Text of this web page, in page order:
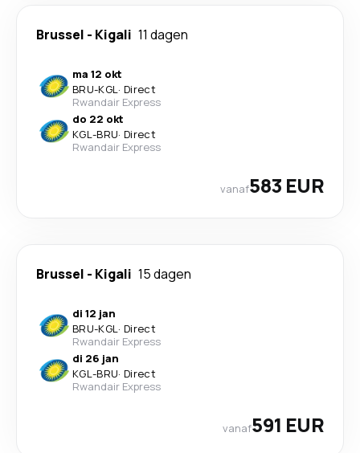
Brussel - Kigali 11 dagen
ma 12 okt
BRU-KGL· Direct
Rwandair Express
do 22 okt
KGL-BRU· Direct
Rwandair Express
vanaf583 EUR
Brussel - Kigali 15 dagen
di 12 jan
BRU-KGL· Direct
Rwandair Express
di 26 jan
KGL-BRU· Direct
Rwandair Express
vanaf591 EUR